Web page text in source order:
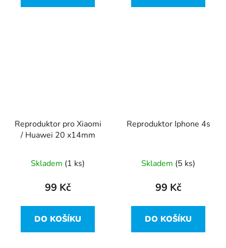
Reproduktor pro Xiaomi
/ Huawei 20 x14mm
Skladem (1 ks)
99 Kč
DO KOŠÍKU
Reproduktor Iphone 4s
Skladem (5 ks)
99 Kč
DO KOŠÍKU